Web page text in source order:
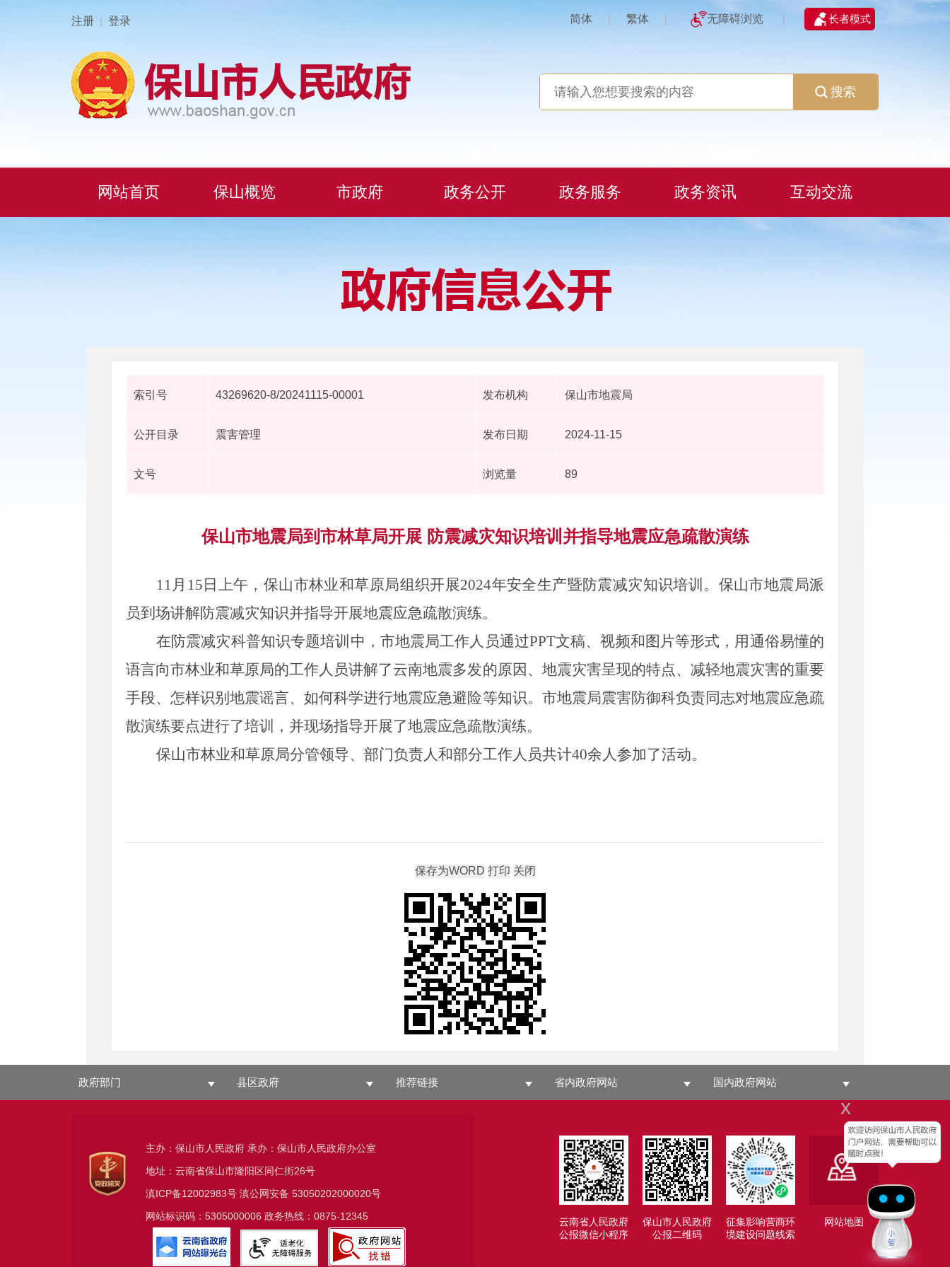
注册 | 登录 简体 | 繁体 | 无障碍浏览 | 长者模式
x
搜索
网站首页 保山概览 市政府 政务公开 政务服务 政务资讯 互动交流
索引号 43269620-8/20241115-00001 发布机构 保山市地震局
公开目录 震害管理 发布日期 2024-11-15
文号 浏览量 89
保山市地震局到市林草局开展 防震减灾知识培训并指导地震应急疏散演练
11月 15 日 上午 ，保山市林业和草原局组织开展2024年安全生产暨防震减灾知识培训 。保山市地震局派
员到场讲解防震减灾知识并指导开展地震应急疏散演练。
在防震减灾科普知识专题培训中，市地震局工作人员通过PPT文稿、视频和图片等形式， 用通俗易懂的
语言向市林业和草原局的工作人员讲解了云南地震多发的原因、地震灾害呈现的特点、减轻地震灾害的重要
手段、怎样识别地震谣言、如何科学进行地震应急避险等知识。 市地震局震害防御科负责同志对地震应急疏
散演练要点进行了培训，并现场指导开展了地震应急疏散演练。
保山市林业和草原局分管领导、部门负责人和部分工作人员共计40余人参加了活动。
政府部门 县区政府 推荐链接 省内政府网站 国内政府网站
云南省人民政府
公报微信小程序
保山市人民政府
公报二维码
征集影响营商环
境建设问题线索
网站地图
主办：保山市人民政府 承办：保山市人民政府办公室
地址：云南省保山市隆阳区同仁街26号
滇ICP备12002983号滇公网安备 53050202000020号
网站标识码：5305000006 政务热线：0875-12345